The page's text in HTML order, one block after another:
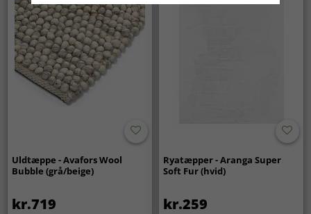
Uldtæppe - Avafors Wool
Bubble (grå/beige)
kr.719
Ryatæpper - Aranga Super
Soft Fur (hvid)
kr.259